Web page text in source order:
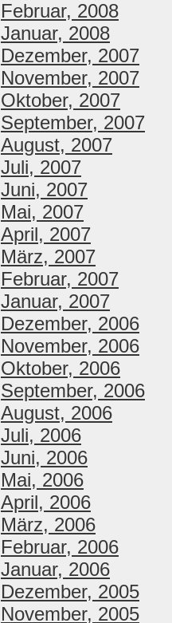
Februar, 2008
Januar, 2008
Dezember, 2007
November, 2007
Oktober, 2007
September, 2007
August, 2007
Juli, 2007
Juni, 2007
Mai, 2007
April, 2007
März, 2007
Februar, 2007
Januar, 2007
Dezember, 2006
November, 2006
Oktober, 2006
September, 2006
August, 2006
Juli, 2006
Juni, 2006
Mai, 2006
April, 2006
März, 2006
Februar, 2006
Januar, 2006
Dezember, 2005
November, 2005